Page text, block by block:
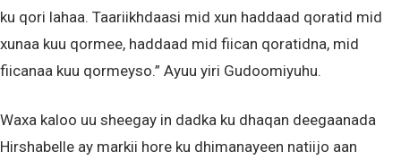
ku qori lahaa. Taariikhdaasi mid xun haddaad qoratid mid
xunaa kuu qormee, haddaad mid fiican qoratidna, mid
fiicanaa kuu qormeyso.” Ayuu yiri Gudoomiyuhu.
Waxa kaloo uu sheegay in dadka ku dhaqan deegaanada
Hirshabelle ay markii hore ku dhimanayeen natiijo aan